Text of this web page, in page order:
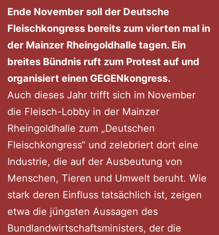
Ende November soll der Deutsche
Fleischkongress bereits zum vierten mal in
der Mainzer Rheingoldhalle tagen. Ein
breites Bündnis ruft zum Protest auf und
organisiert einen GEGENkongress.
Auch dieses Jahr trifft sich im November
die Fleisch-Lobby in der Mainzer
Rheingoldhalle zum „Deutschen
Fleischkongress“ und zelebriert dort eine
Industrie, die auf der Ausbeutung von
Menschen, Tieren und Umwelt beruht. Wie
stark deren Einfluss tatsächlich ist, zeigen
etwa die jüngsten Aussagen des
Bundlandwirtschaftsministers, der die